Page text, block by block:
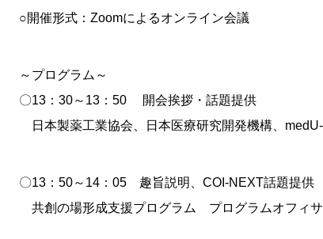
○開催形式：Zoomによるオンライン会議
～プログラム～
〇13：30～13：50 開会挨拶・話題提供
日本製薬工業協会、日本医療研究開発機構、
〇13：50～14：05 趣旨説明、COI-NEXT話題提供
共創の場形成支援プログラム プログラムオフィサ